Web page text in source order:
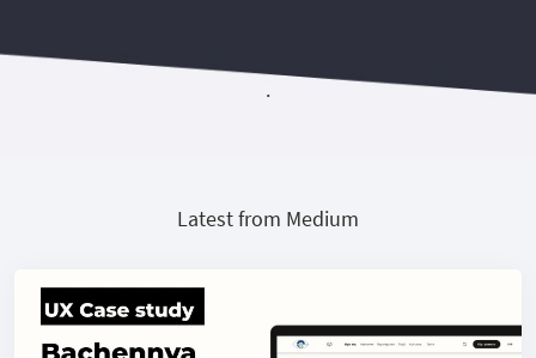
.
Latest from Medium